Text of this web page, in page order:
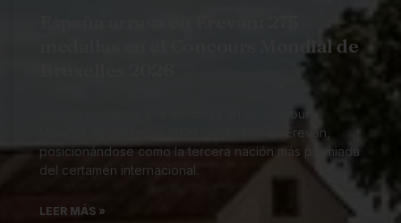
medallas en el Concours Mondial de
España consigue 275 medallas en el Concours
Mondial de Bruxelles 2026 celebrado en Ereván,
posicionándose como la tercera nación más premiada
del certamen internacional.
LEER MÁS »